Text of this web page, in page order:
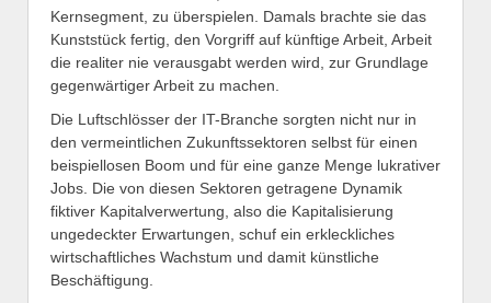
Kernsegment, zu überspielen. Damals brachte sie das
Kunststück fertig, den Vorgriff auf künftige Arbeit, Arbeit
die realiter nie verausgabt werden wird, zur Grundlage
gegenwärtiger Arbeit zu machen.
Die Luftschlösser der IT-Branche sorgten nicht nur in
den vermeintlichen Zukunftssektoren selbst für einen
beispiellosen Boom und für eine ganze Menge lukrativer
Jobs. Die von diesen Sektoren getragene Dynamik
fiktiver Kapitalverwertung, also die Kapitalisierung
ungedeckter Erwartungen, schuf ein erkleckliches
wirtschaftliches Wachstum und damit künstliche
Beschäftigung.